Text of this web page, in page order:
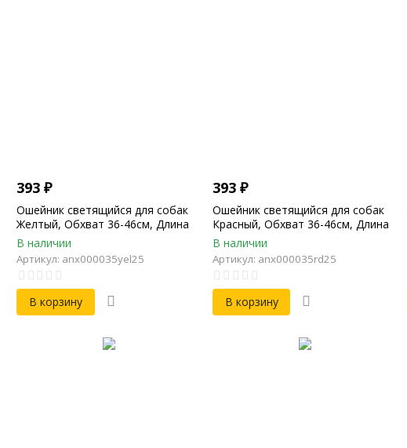
393₽
Ошейник светящийся для собак
Желтый, Обхват 36-46см, Длина
50см, Ширина 25мм,
светодиодный
В наличии
Артикул: anx000035yel25
В корзину
393 ₽
Ошейник светящийся для собак
Красный, Обхват 36-46см, Длина
50см, Ширина 25мм,
светодиодный
В наличии
Артикул: anx000035rd25
В корзину